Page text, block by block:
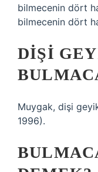
bilmecenin dört
bilmecenin dört
DIŞI
Muygak, dişi
1996).